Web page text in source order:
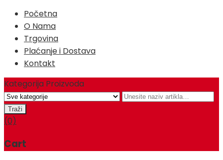
Početna
O Nama
Trgovina
Plaćanje i Dostava
Kontakt
Kategorija Proizvoda
(0)
Cart